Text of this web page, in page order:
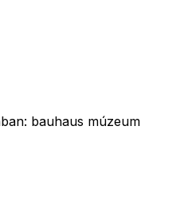
bauhaus múzeum